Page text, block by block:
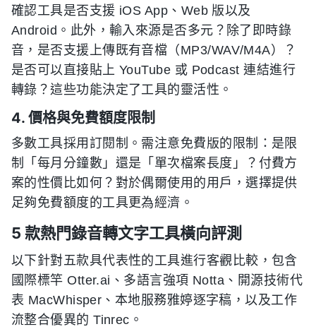
確認工具是否支援 iOS App、Web 版以及
Android。此外，輸入來源是否多元？除了即時錄
音，是否支援上傳既有音檔（MP3/WAV/M4A）？
是否可以直接貼上 YouTube 或 Podcast 連結進行
轉錄？這些功能決定了工具的靈活性。
4. 價格與免費額度限制
多數工具採用訂閱制。需注意免費版的限制：是限
制「每月分鐘數」還是「單次檔案長度」？付費方
案的性價比如何？對於偶爾使用的用戶，選擇提供
足夠免費額度的工具更為經濟。
5 款熱門錄音轉文字工具橫向評測
以下針對五款具代表性的工具進行客觀比較，包含
國際標竿 Otter.ai、多語言強項 Notta、開源技術代
表 MacWhisper、本地服務雅婷逐字稿，以及工作
流整合優異的 Tinrec。